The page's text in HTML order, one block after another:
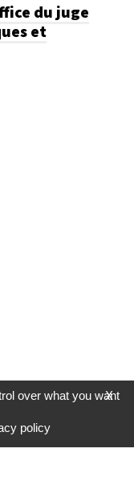
du juge
et
X
over what you want
policy